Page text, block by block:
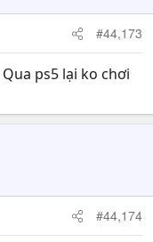
#44,173
ps5 lại ko chơi
#44,174